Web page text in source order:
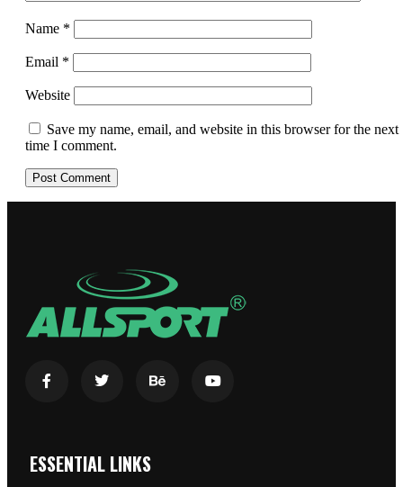
Name *
Email *
Website
Save my name, email, and website in this browser for the next
time I comment.
ESSENTIAL LINKS